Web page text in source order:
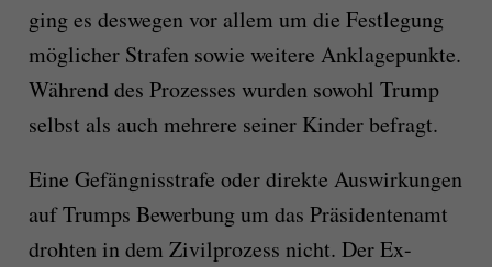
ging es deswegen vor allem um die Festlegung
möglicher Strafen sowie weitere Anklagepunkte.
Während des Prozesses wurden sowohl Trump
selbst als auch mehrere seiner Kinder befragt.
Eine Gefängnisstrafe oder direkte Auswirkungen
auf Trumps Bewerbung um das Präsidentenamt
drohten in dem Zivilprozess nicht. Der Ex-